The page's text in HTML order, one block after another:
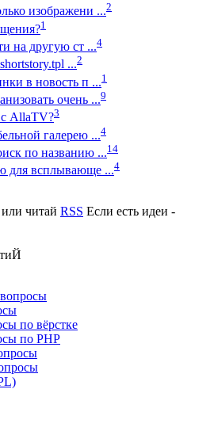
изображени ...2
1
на другую ст ...4
...2
в новость п ...1
очень ...9
с AllaTV?3
галерею ...4
по названию ...14
для всплывающе ...4
читай RSS Если есть идеи -
по вёрстке
по PHP